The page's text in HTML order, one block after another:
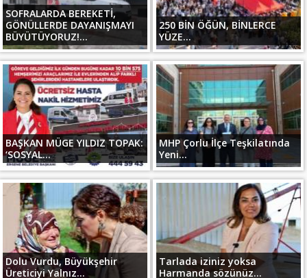
SOFRALARDA BEREKETİ,
GÖNÜLLERDE DAYANIŞMAYI
BÜYÜTÜYORUZ!...
250 BİN ÖĞÜN, BİNLERCE
YÜZE...
BAŞKAN MÜGE YILDIZ TOPAK:
‘SOSYAL...
MHP Çorlu İlçe Teşkilatında
Yeni...
Dolu Vurdu, Büyükşehir
Üreticiyi Yalnız...
Tarlada iziniz yoksa
Harmanda sözünüz...